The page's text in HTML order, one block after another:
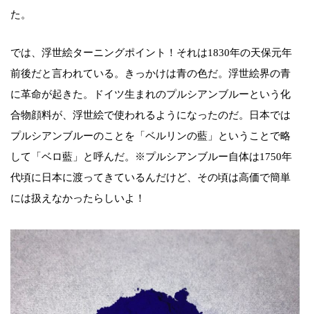
た。
では、浮世絵ターニングポイント！それは1830年の天保元年
前後だと言われている。きっかけは青の色だ。浮世絵界の青
に革命が起きた。ドイツ生まれのプルシアンブルーという化
合物顔料が、浮世絵で使われるようになったのだ。日本では
プルシアンブルーのことを「ベルリンの藍」ということで略
して「ベロ藍」と呼んだ。※プルシアンブルー自体は1750年
代頃に日本に渡ってきているんだけど、その頃は高価で簡単
には扱えなかったらしいよ！